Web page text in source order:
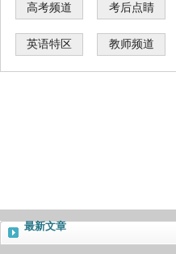
高考频道 考后点睛
英语特区 教师频道
最新文章